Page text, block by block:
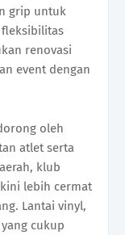
grip untuk
renovasi
event dengan
oleh
atlet serta
klub
lebih cermat
Lantai vinyl,
cukup